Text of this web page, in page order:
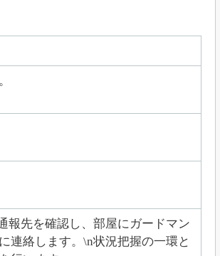
報先を確認し、部屋にガードマン
連絡します。\n状況把握の一環と